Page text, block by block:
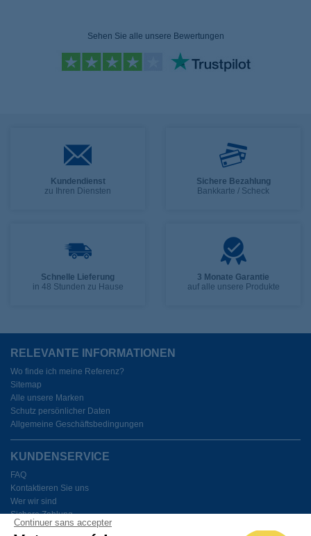
Continuer sans accepter
Sehen Sie alle unsere Bewertungen
Kundendienst
zu Ihren Diensten
Sichere Bezahlung
Bankkarte / Scheck
Schnelle Lieferung
in 48 Stunden zu Hause
3 Monate Garantie
auf alle unsere Produkte
RELEVANTE INFORMATIONEN
Wo finde ich meine Referenz?
Sitemap
Alle unsere Marken
Schutz persönlicher Daten
Allgemeine Geschäftsbedingungen
KUNDENSERVICE
FAQ
Kontaktieren Sie uns
Wer wir sind
Sichere Zahlung
Meine Cookies verwalten